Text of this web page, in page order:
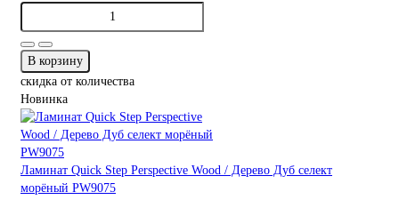
В корзину
скидка от количества
Новинка
Ламинат Quick Step Perspective Wood / Дерево Дуб селект
морёный PW9075